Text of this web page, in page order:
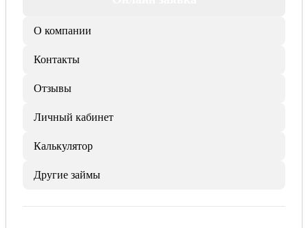
О компании
Контакты
Отзывы
Личный кабинет
Калькулятор
Другие займы